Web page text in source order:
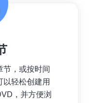
节，或按时间
以轻松创建用
，并方便浏